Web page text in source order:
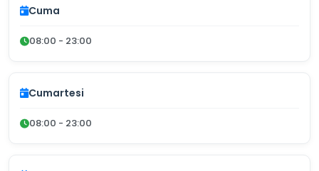
Cuma
08:00 - 23:00
Cumartesi
08:00 - 23:00